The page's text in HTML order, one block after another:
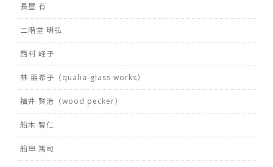
長屋 有
二階堂 明弘
西村 峰子
林 亜希子（qualia-glass works）
福井 賢治（wood pecker）
船木 智仁
船串 篤司